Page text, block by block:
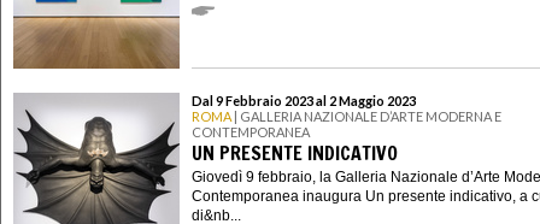
Dal 9 Febbraio 2023 al 2 Maggio 2023
ROMA | GALLERIA NAZIONALE D’ARTE MODERNA E
CONTEMPORANEA
UN PRESENTE INDICATIVO
Giovedì 9 febbraio, la Galleria Nazionale d’Arte
Contemporanea inaugura Un presente indicativo, a
di&nb...